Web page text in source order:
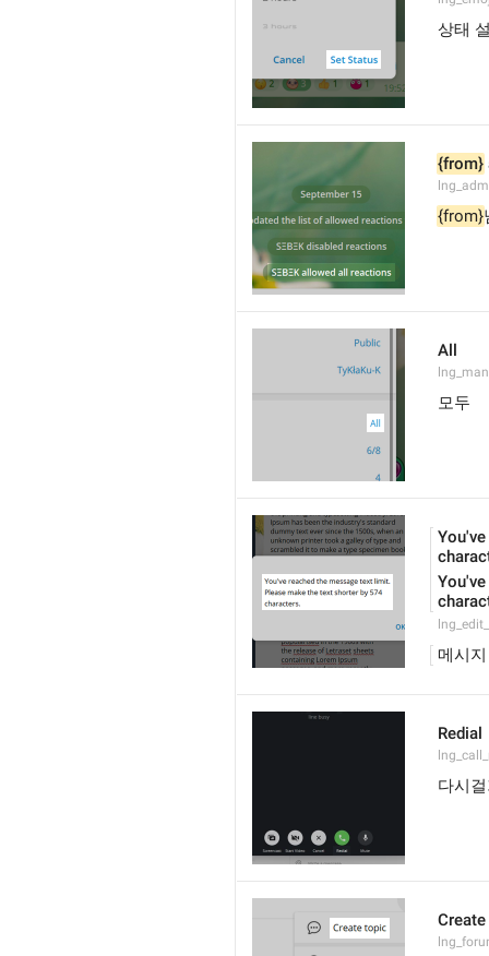
상태
{from}
{from}
All
모두
메시
Redial
다시